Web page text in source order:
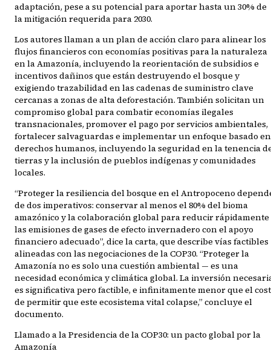
adaptación, pese a su potencial para aportar hasta un 30% de
la mitigación requerida para 2030.
Los autores llaman a un plan de acción claro para alinear los
flujos financieros con economías positivas para la naturaleza
en la Amazonía, incluyendo la reorientación de subsidios e
incentivos dañinos que están destruyendo el bosque y
exigiendo trazabilidad en las cadenas de suministro clave
cercanas a zonas de alta deforestación. También solicitan un
compromiso global para combatir economías ilegales
transnacionales, promover el pago por servicios ambientales,
fortalecer salvaguardas e implementar un enfoque basado en
derechos humanos, incluyendo la seguridad en la tenencia
tierras y la inclusión de pueblos indígenas y comunidades
locales.
“Proteger la resiliencia del bosque en el Antropoceno
de dos imperativos: conservar al menos el 80% del bioma
amazónico y la colaboración global para reducir rápidamente
las emisiones de gases de efecto invernadero con el apoyo
financiero adecuado”, dice la carta, que describe vías factibles
alineadas con las negociaciones de la COP30. “Proteger la
Amazonía no es solo una cuestión ambiental — es una
necesidad económica y climática global. La inversión
es significativa pero factible, e infinitamente menor que el
de permitir que este ecosistema vital colapse,” concluye el
documento.
Llamado a la Presidencia de la COP30: un pacto global por la
Amazonía